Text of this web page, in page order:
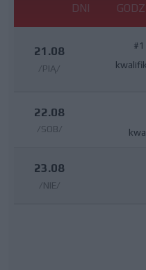
DNI GODZ
21.08
/PIĄ/
22.08
/SOB/
23.08
/NIE/